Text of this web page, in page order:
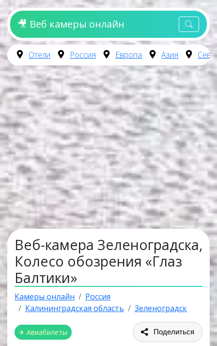
🎥 Веб камеры онлайн
Отели Россия Европа Азия
Веб-камера Зеленоградска,
Колесо обозрения «Глаз
Балтики»
Камеры онлайн
Россия
Калининградская область
Зеленоградск
✈ Авиабилеты Поделиться